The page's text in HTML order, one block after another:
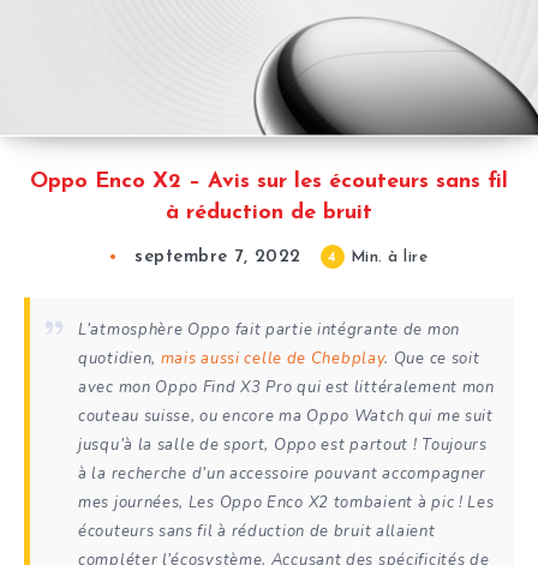
Oppo Enco X2 – Avis sur les écouteurs sans fil
à réduction de bruit
septembre 7, 2022 4 Min. à lire
L’atmosphère Oppo fait partie intégrante de mon
quotidien, mais aussi celle de Chebplay. Que ce soit
avec mon Oppo Find X3 Pro qui est littéralement mon
couteau suisse, ou encore ma Oppo Watch qui me suit
jusqu’à la salle de sport, Oppo est partout ! Toujours
à la recherche d’un accessoire pouvant accompagner
mes journées, Les Oppo Enco X2 tombaient à pic ! Les
écouteurs sans fil à réduction de bruit allaient
compléter l’écosystème. Accusant des spécificités de